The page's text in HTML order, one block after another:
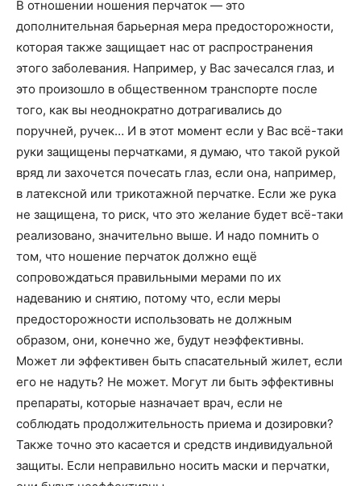
В отношении ношения перчаток — это
дополнительная барьерная мера предосторожности,
которая также защищает нас от распространения
этого заболевания. Например, у Вас зачесался глаз, и
это произошло в общественном транспорте после
того, как вы неоднократно дотрагивались до
поручней, ручек… И в этот момент если у Вас всё-таки
руки защищены перчатками, я думаю, что такой рукой
вряд ли захочется почесать глаз, если она, например,
в латексной или трикотажной перчатке. Если же рука
не защищена, то риск, что это желание будет всё-таки
реализовано, значительно выше. И надо помнить о
том, что ношение перчаток должно ещё
сопровождаться правильными мерами по их
надеванию и снятию, потому что, если меры
предосторожности использовать не должным
образом, они, конечно же, будут неэффективны.
Может ли эффективен быть спасательный жилет, если
его не надуть? Не может. Могут ли быть эффективны
препараты, которые назначает врач, если не
соблюдать продолжительность приема и дозировки?
Также точно это касается и средств индивидуальной
защиты. Если неправильно носить маски и перчатки,